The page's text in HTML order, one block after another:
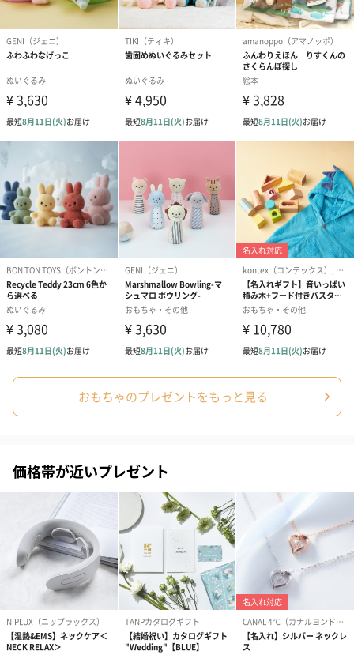
あり（280円）
メッセージカード（通常・写真・グリーティング）
ードを同梱します。
メッセージカードや封筒のデザインは一部変更する場合がありま
す。
写真付きメッセージカ
写真付きメッセージカ
ンク（680円）
【誕生日】
刷なし）（
出産祝いギフトへの＋αにおすすめです。お母様にもお子様にも嬉
しいギフトオプションをご用意いたしました。
商品と同梱してお届けいたします。
おもちゃのプレゼントをもっと見る
価格帯が近いプレゼント